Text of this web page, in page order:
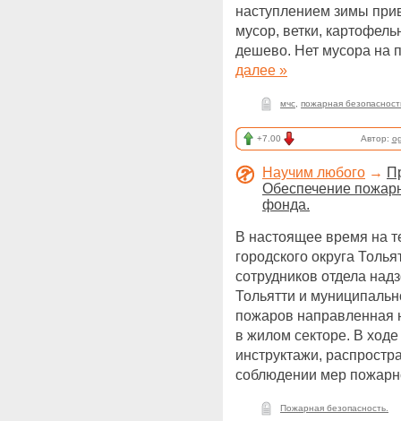
наступлением зимы
мусор, ветки,
дешево. Нет мусора на
далее »
мчс пожарная
+7.00 Автор:
Научим любого →
Обеспечение
фонда.
В настоящее время на
городского округа
сотрудников отдела
Тольятти и
пожаров направленная
в жилом секторе. В
инструктажи,
соблюдении мер
Пожарная безопасность.